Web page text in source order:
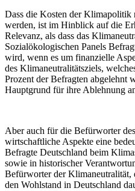
Dass die Kosten der Klimapolitik
werden, ist im Hinblick auf die
Relevanz, als dass das
Sozialökologischen Panels
wird, wenn es um finanzielle
des Klimaneutralitätsziels,
Prozent der Befragten abgelehnt
Hauptgrund für ihre Ablehnung
Aber auch für die Befürworter
wirtschaftliche Aspekte eine
Befragte Deutschland beim
sowie in historischer
Befürworter der Klimaneutralität,
den Wohlstand in Deutschland